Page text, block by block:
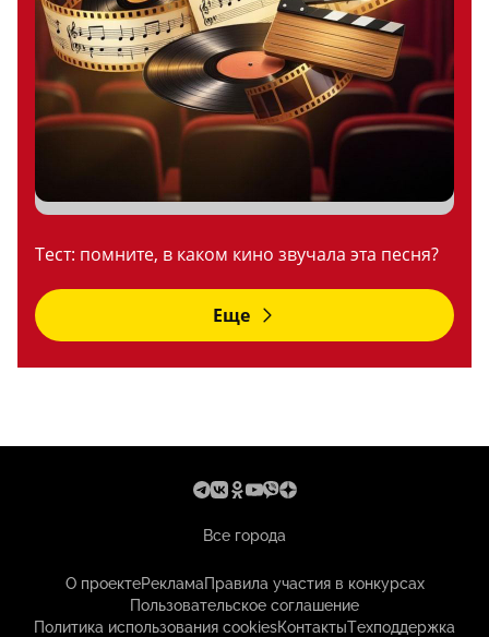
Тест: помните, в каком кино звучала эта песня?
Еще
Все города
О проектеРекламаПравила участия в конкурсах
Пользовательское соглашение
Политика использования cookiesКонтактыТехподдержка